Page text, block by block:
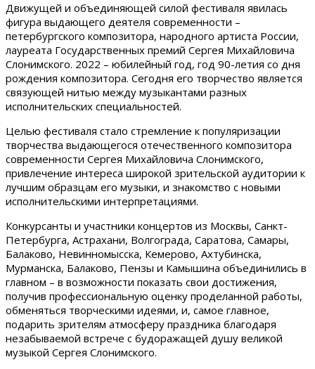
Движущей и объединяющей силой фестиваля явилась
фигура выдающего деятеля современности –
петербургского композитора, народного артиста России,
лауреата Государственных премий Сергея Михайловича
Слонимского. 2022 – юбилейный год, год 90-летия со дня
рождения композитора. Сегодня его творчество является
связующей нитью между музыкантами разных
исполнительских специальностей.
Целью фестиваля стало стремление к популяризации
творчества выдающегося отечественного композитора
современности Сергея Михайловича Слонимского,
привлечение интереса широкой зрительской аудитории к
лучшим образцам его музыки, и знакомство с новыми
исполнительскими интерпретациями.
Конкурсанты и участники концертов из Москвы, Санкт-
Петербурга, Астрахани, Волгограда, Саратова, Самары,
Балаково, Невинномысска, Кемерово, Ахтубинска,
Мурманска, Балаково, Пензы и Камышина объединились в
главном – в возможности показать свои достижения,
получив профессиональную оценку проделанной работы,
обменяться творческими идеями, и, самое главное,
подарить зрителям атмосферу праздника благодаря
незабываемой встрече с будоражащей душу великой
музыкой Сергея Слонимского.